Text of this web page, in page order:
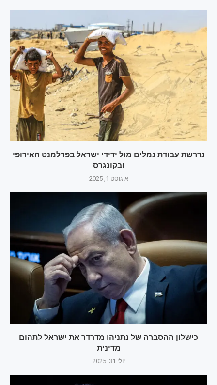
נדרשת עבודת נמלים מול ידידי ישראל בפרלמנט האירופי
ובקונגרס
אוגוסט 1, 2025
כישלון ההסברה של נתניהו מדרדר את ישראל לתהום
מדינית
יולי 31, 2025